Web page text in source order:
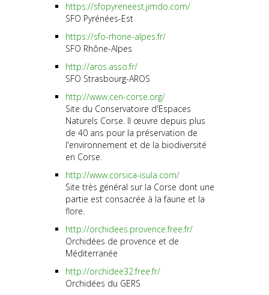
https://sfopyreneest.jimdo.com/
SFO Pyrénées-Est
https://sfo-rhone-alpes.fr/
SFO Rhône-Alpes
http://aros.asso.fr/
SFO Strasbourg-AROS
http://www.cen-corse.org/
Site du Conservatoire d'Espaces
Naturels Corse. Il œuvre depuis plus
de 40 ans pour la préservation de
l'environnement et de la biodiversité
en Corse.
http://www.corsica-isula.com/
Site très général sur la Corse dont une
partie est consacrée à la faune et la
flore.
http://orchidees.provence.free.fr/
Orchidées de provence et de
Méditerranée
http://orchidee32.free.fr/
Orchidées du GERS